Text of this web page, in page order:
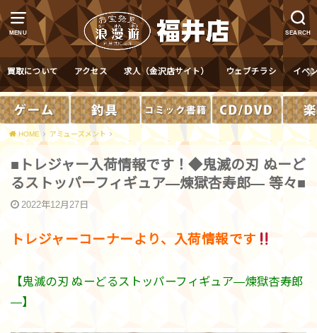
MENU SEARCH
買取について アクセス 求人（金沢店サイト） ウェブチラシ イベ
HOME アミューズメント
■トレジャー入荷情報です！◆鬼滅の刃 ぬーど
るストッパーフィギュア―煉獄杏寿郎― 等々■
2022年12月27日
トレジャーコーナーより、入荷情報です
【鬼滅の刃 ぬーどるストッパーフィギュア―煉獄杏寿郎
―】